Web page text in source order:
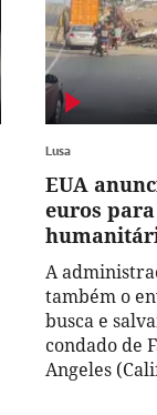
Lusa
EUA
euros
A
também o
busca e
condado de
Angeles